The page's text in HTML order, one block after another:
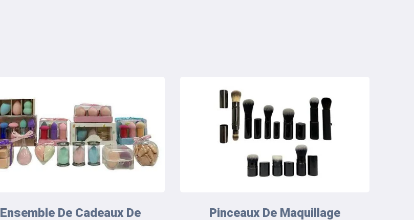
Ensemble De Cadeaux De Pinceaux De Maquillage